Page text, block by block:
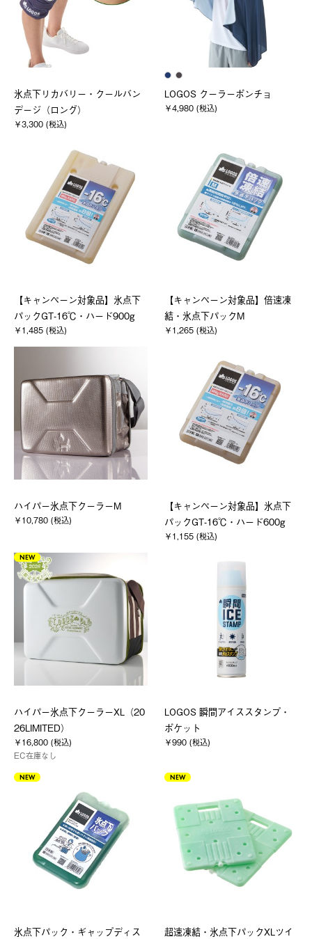
氷点下リカバリー・クールバン
デージ（ロング）
￥3,300 (税込)
LOGOS クーラーポンチョ
￥4,980 (税込)
【キャンペーン対象品】氷点下
パックGT-16℃・ハード900g
￥1,485 (税込)
【キャンペーン対象品】倍速凍
結・氷点下パックM
￥1,265 (税込)
ハイパー氷点下クーラーM
￥10,780 (税込)
【キャンペーン対象品】氷点下
パックGT-16℃・ハード600g
￥1,155 (税込)
NEW
ハイパー氷点下クーラーXL（20
26LIMITED）
￥16,800 (税込)
EC在庫なし
LOGOS 瞬間アイススタンプ・
ポケット
￥990 (税込)
NEW
氷点下パック・ギャップディス
NEW
超速凍結・氷点下パックXLツイ